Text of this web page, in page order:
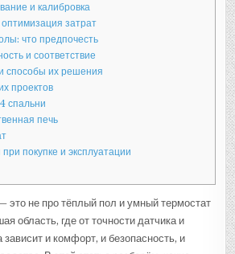
и калибровка
затрат
что предпочесть
и соответствие
способы их решения
проектов
спальни
печь
покупке и эксплуатации
это не про тёплый пол и умный термостат
область, где от точности датчика и
зависит и комфорт, и безопасность, и